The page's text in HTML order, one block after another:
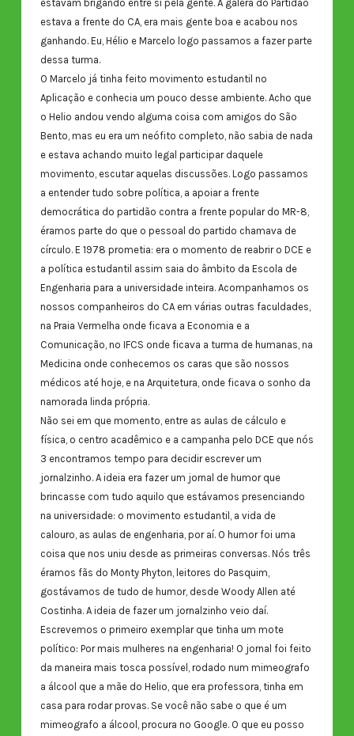
estavam brigando entre si pela gente. A galera do Partidão
estava a frente do CA, era mais gente boa e acabou nos
ganhando. Eu, Hélio e Marcelo logo passamos a fazer parte
dessa turma.
O Marcelo já tinha feito movimento estudantil no
Aplicação e conhecia um pouco desse ambiente. Acho que
o Helio andou vendo alguma coisa com amigos do São
Bento, mas eu era um neófito completo, não sabia de nada
e estava achando muito legal participar daquele
movimento, escutar aquelas discussões. Logo passamos
a entender tudo sobre política, a apoiar a frente
democrática do partidão contra a frente popular do MR-8,
éramos parte do que o pessoal do partido chamava de
círculo. E 1978 prometia: era o momento de reabrir o DCE e
a política estudantil assim saia do âmbito da Escola de
Engenharia para a universidade inteira. Acompanhamos os
nossos companheiros do CA em várias outras faculdades,
na Praia Vermelha onde ficava a Economia e a
Comunicação, no IFCS onde ficava a turma de humanas, na
Medicina onde conhecemos os caras que são nossos
médicos até hoje, e na Arquitetura, onde ficava o sonho da
namorada linda própria.
Não sei em que momento, entre as aulas de cálculo e
física, o centro acadêmico e a campanha pelo DCE que nós
3 encontramos tempo para decidir escrever um
jornalzinho. A ideia era fazer um jornal de humor que
brincasse com tudo aquilo que estávamos presenciando
na universidade: o movimento estudantil, a vida de
calouro, as aulas de engenharia, por aí. O humor foi uma
coisa que nos uniu desde as primeiras conversas. Nós três
éramos fãs do Monty Phyton, leitores do Pasquim,
gostávamos de tudo de humor, desde Woody Allen até
Costinha. A ideia de fazer um jornalzinho veio daí.
Escrevemos o primeiro exemplar que tinha um mote
político: Por mais mulheres na engenharia! O jornal foi feito
da maneira mais tosca possível, rodado num mimeografo
a álcool que a mãe do Helio, que era professora, tinha em
casa para rodar provas. Se você não sabe o que é um
mimeografo a álcool, procura no Google. O que eu posso